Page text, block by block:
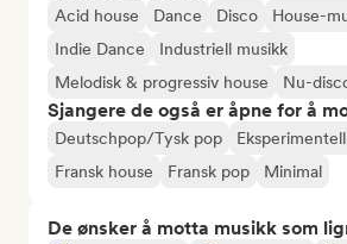
Acid house Dance Disco
House-
Indie Dance
Industriell musikk
Melodisk & progressiv house
Nu-
Sjangere de også er åpne for å
Deutschpop/Tysk pop
Fransk house
Fransk pop Minimal
De ønsker å motta musikk som